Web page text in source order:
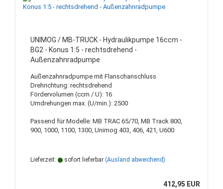
UNIMOG / MB-TRUCK - Hydraulikpumpe 16ccm -
BG2 - Konus 1:5 - rechtsdrehend -
Außenzahnradpumpe
Außenzahnradpumpe mit Flanschanschluss
Drehrichtung: rechtsdrehend
Fördervolumen (ccm / U): 16
Umdrehungen max. (U/min.): 2500
Passend für Modelle: MB TRAC 65/70, MB Track 800,
900, 1000, 1100, 1300, Unimog 403, 406, 421, U600
Lieferzeit: sofort lieferbar (Ausland abweichend)
412,95 EUR